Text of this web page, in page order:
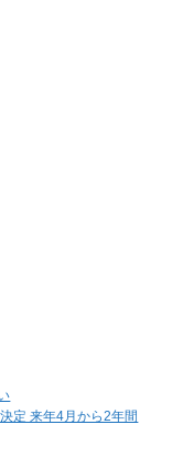
定 来年4月から2年間